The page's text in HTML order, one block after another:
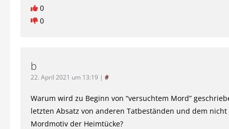
0
0
b
22. April 2021 um 13:19 | #
Warum wird zu Beginn von “versuchtem Mord”
letzten Absatz von anderen Tatbeständen und dem
Mordmotiv der Heimtücke?